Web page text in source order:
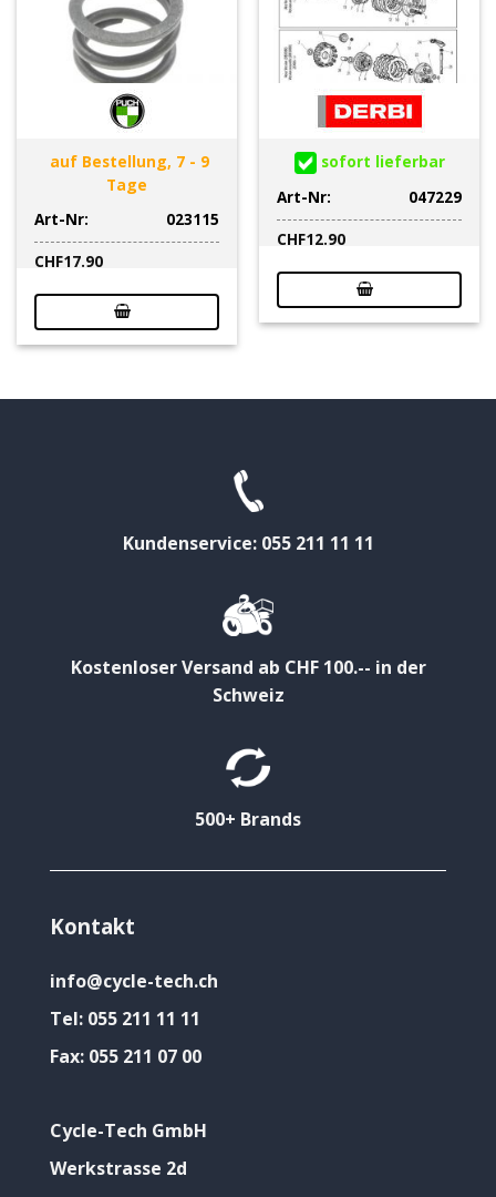
auf Bestellung, 7 - 9
Tage
Art-Nr:
023115
CHF17.90
sofort lieferbar
Art-Nr:
047229
CHF12.90
Kundenservice: 055 211 11 11
Kostenloser Versand ab CHF 100.-- in der
Schweiz
500+ Brands
Kontakt
info@cycle-tech.ch
Tel: 055 211 11 11
Fax: 055 211 07 00
Cycle-Tech GmbH
Werkstrasse 2d